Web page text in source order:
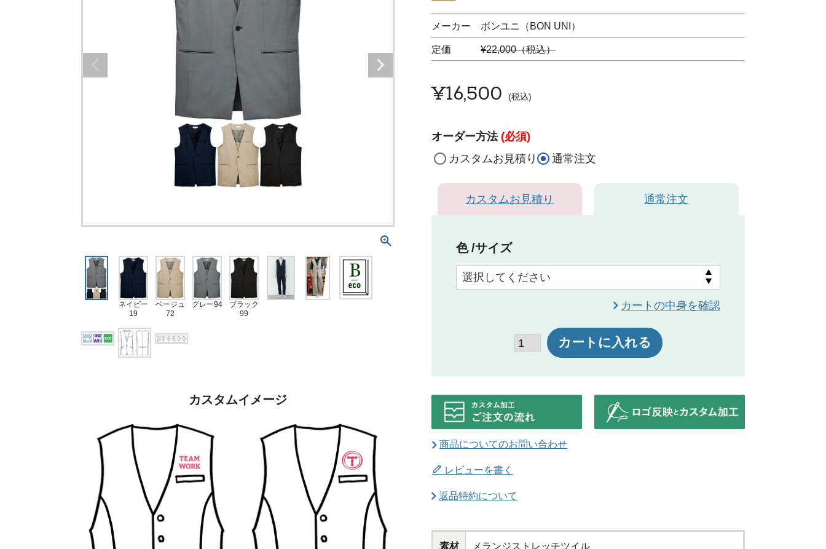
ネイビー19
ネイビー
19
ベージュ
72
グレー94
ブラック
99
メーカー ボンユニ（BON UNI）
定価 ¥22,000（税込）
¥16,500 税込
オーダー方法 (必須)
カスタムお見積り
通常注文
カスタムお見積り 通常注文
色 サイズ
カートの中身を確認
カートに入れる
商品についてのお問い合わせ
レビューを書く
返品特約について
素材
メランジストレッチツイル
カスタムイメージ